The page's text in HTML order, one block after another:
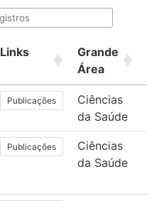
Links
Grande
Área
Publicações
Ciências
da Saúde
Publicações
Ciências
da Saúde